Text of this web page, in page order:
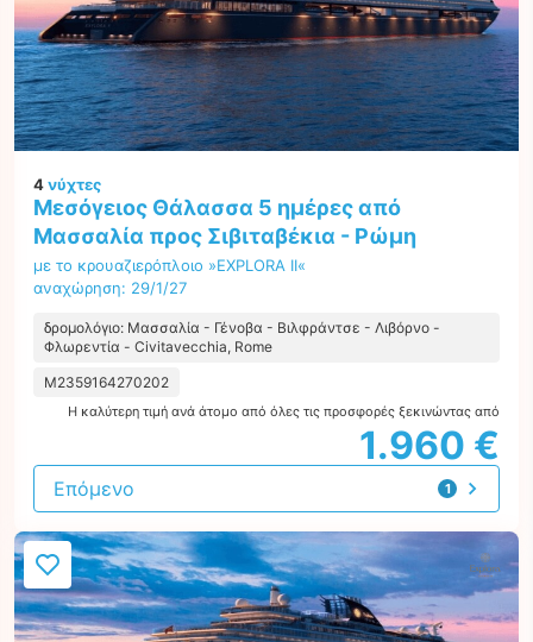
4νύχτες
Μεσόγειος Θάλασσα 5 ημέρες από
Μασσαλία προς Σιβιταβέκια - Ρώμη
με το κρουαζιερόπλοιο »EXPLORA II«
αναχώρηση: 29/1/27
δρομολόγιο: Μασσαλία - Γένοβα - Βιλφράντσε - Λιβόρνο -
Φλωρεντία - Civitavecchia, Rome
M2359164270202
Η καλύτερη τιμή ανά άτομο από όλες τις προσφορές ξεκινώντας από
1.960 €
1
προσφορά
Επόμενο